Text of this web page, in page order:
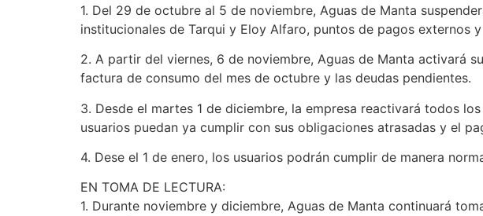
1. Del 29 de octubre al 5 de noviembre, Aguas de Manta
institucionales de Tarqui y Eloy Alfaro, puntos de pagos externos
2. A partir del viernes, 6 de noviembre, Aguas de Manta activará
factura de consumo del mes de octubre y las deudas pendientes.
3. Desde el martes 1 de diciembre, la empresa reactivará todos
usuarios puedan ya cumplir con sus obligaciones atrasadas y el
4. Dese el 1 de enero, los usuarios podrán cumplir de manera
EN TOMA DE LECTURA:
1. Durante noviembre y diciembre, Aguas de Manta continuará